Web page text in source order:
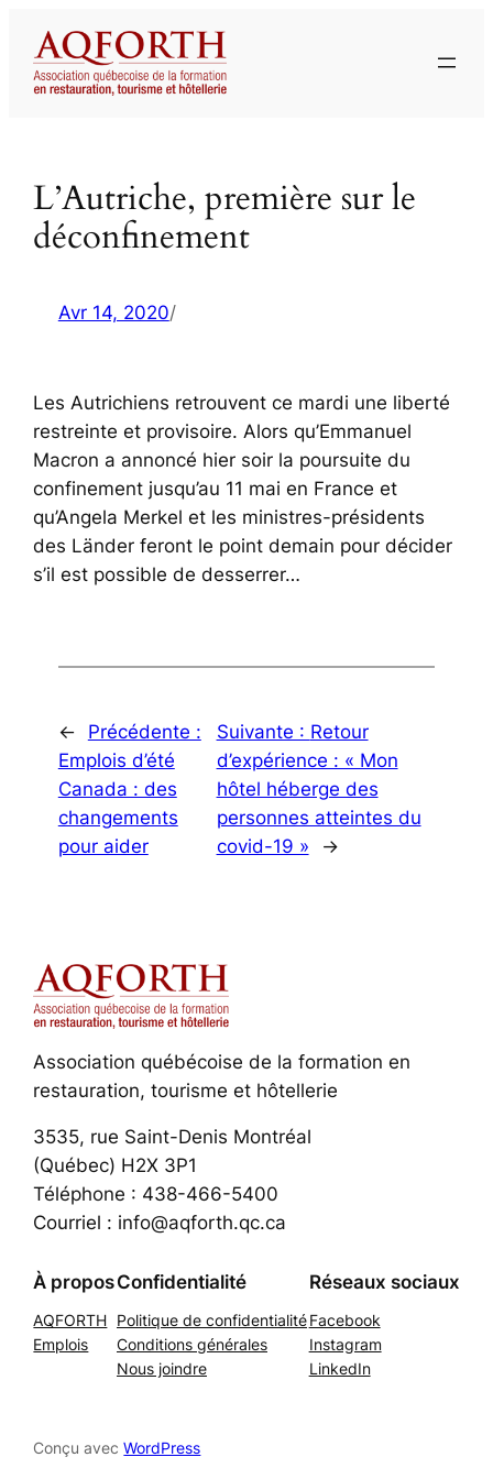
contenu
L’Autriche, première sur le
déconfinement
Avr 14, 2020/
Les Autrichiens retrouvent ce mardi une liberté
restreinte et provisoire. Alors qu’Emmanuel
Macron a annoncé hier soir la poursuite du
confinement jusqu’au 11 mai en France et
qu’Angela Merkel et les ministres-présidents
des Länder feront le point demain pour décider
s’il est possible de desserrer…
←
Précédente :
Emplois d’été
Canada : des
changements
pour aider
Suivante : Retour
d’expérience : « Mon
hôtel héberge des
personnes atteintes du
covid-19 »
→
Association québécoise de la formation en
restauration, tourisme et hôtellerie
3535, rue Saint-Denis Montréal
(Québec) H2X 3P1
Téléphone : 438-466-5400
Courriel : info@aqforth.qc.ca
À propos
AQFORTH
Emplois
Confidentialité
Politique de confidentialité
Conditions générales
Nous joindre
Réseaux sociaux
Facebook
Instagram
LinkedIn
Conçu avecWordPress